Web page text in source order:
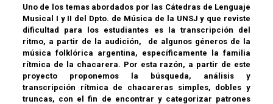
Uno de los temas abordados por las Cátedras de Lenguaje
Musical I y II del Dpto. de Música de la UNSJ y que reviste
dificultad para los estudiantes es la transcripción del
ritmo, a partir de la audición, de algunos géneros de la
música folklórica argentina, específicamente la familia
rítmica de la chacarera. Por esta razón, a partir de este
proyecto proponemos la búsqueda, análisis y
transcripción rítmica de chacareras simples, dobles y
truncas, con el fin de encontrar y categorizar patrones